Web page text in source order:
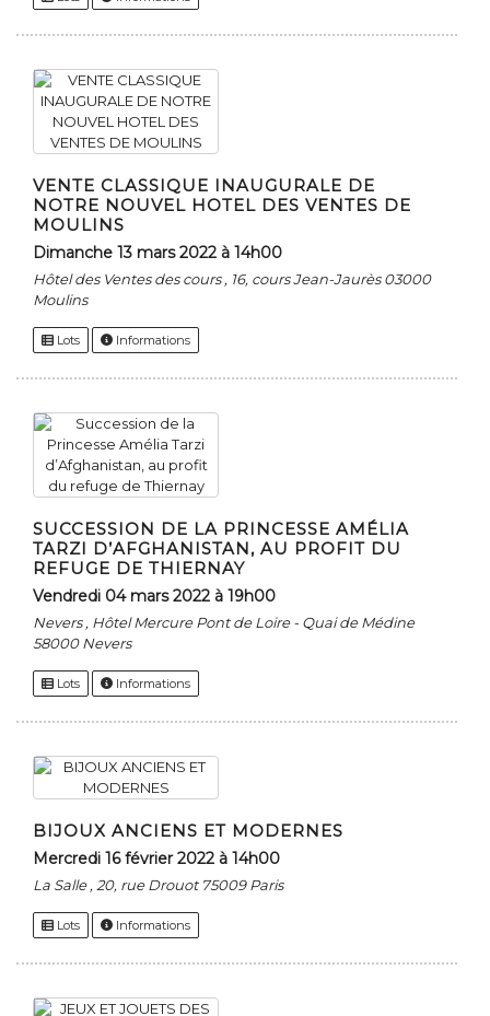
VENTE CLASSIQUE INAUGURALE DE
NOTRE NOUVEL HOTEL DES VENTES DE
MOULINS
dimanche 13 mars 2022 à 14h00
Hôtel des Ventes des cours , 16, cours Jean-Jaurès 03000
Moulins
Lots Informations
SUCCESSION DE LA PRINCESSE AMÉLIA
TARZI D’AFGHANISTAN, AU PROFIT DU
REFUGE DE THIERNAY
vendredi 04 mars 2022 à 19h00
Nevers , Hôtel Mercure Pont de Loire - Quai de Médine
58000 Nevers
Lots Informations
BIJOUX ANCIENS ET MODERNES
mercredi 16 février 2022 à 14h00
La Salle , 20, rue Drouot 75009 Paris
Lots Informations